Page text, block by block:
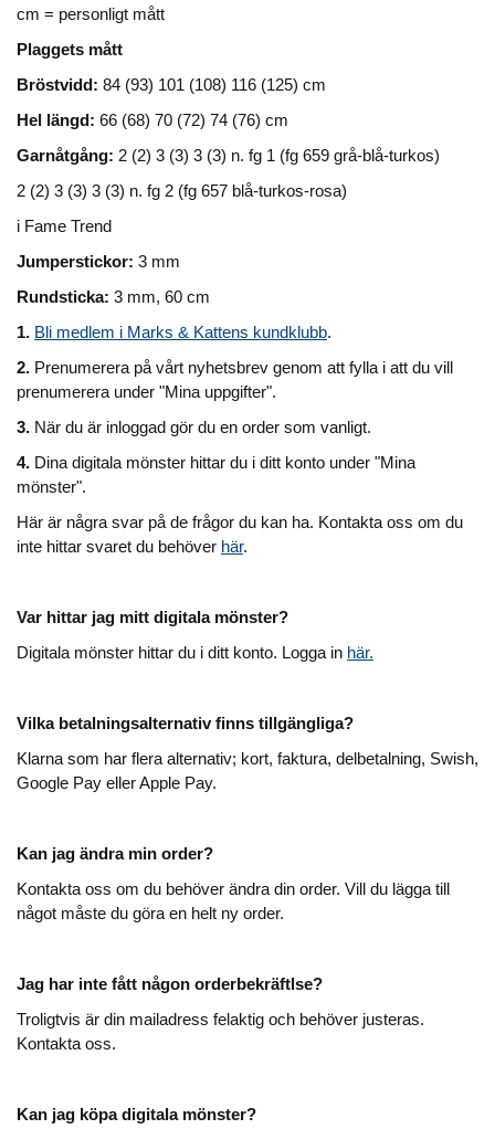
cm = personligt mått
Plaggets mått
Bröstvidd: 84 (93) 101 (108) 116 (125) cm
Hel längd: 66 (68) 70 (72) 74 (76) cm
Garnåtgång: 2 (2) 3 (3) 3 (3) n. fg 1 (fg 659 grå-blå-turkos)
2 (2) 3 (3) 3 (3) n. fg 2 (fg 657 blå-turkos-rosa)
i Fame Trend
Jumperstickor: 3 mm
Rundsticka: 3 mm, 60 cm
1. Bli medlem i Marks & Kattens kundklubb.
2. Prenumerera på vårt nyhetsbrev genom att fylla i att du vill
prenumerera under "Mina uppgifter".
3. När du är inloggad gör du en order som vanligt.
4. Dina digitala mönster hittar du i ditt konto under "Mina
mönster".
Här är några svar på de frågor du kan ha. Kontakta oss om du
inte hittar svaret du behöver här.
Var hittar jag mitt digitala mönster?
Digitala mönster hittar du i ditt konto. Logga in här.
Vilka betalningsalternativ finns tillgängliga?
Klarna som har flera alternativ; kort, faktura, delbetalning, Swish,
Google Pay eller Apple Pay.
Kan jag ändra min order?
Kontakta oss om du behöver ändra din order. Vill du lägga till
något måste du göra en helt ny order.
Jag har inte fått någon orderbekräftlse?
Troligtvis är din mailadress felaktig och behöver justeras.
Kontakta oss.
Kan jag köpa digitala mönster?